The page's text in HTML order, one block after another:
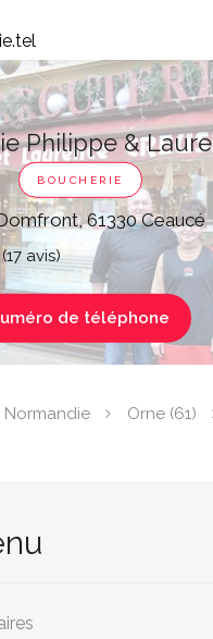
Philippe &
BOUCHERIE
61330 Ceaucé
(17 avis)
de téléphone
Normandie Orne (61)